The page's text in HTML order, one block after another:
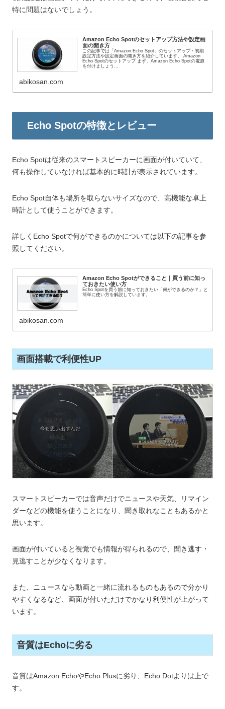
特に問題はないでしょう。
Amazon Echo Spotのセットアップ方法や設定画
面の開き方
この記事では「Amazon Echo Spot」のセットアップ・初期
設定方法や設定画面の開き方を紹介しています。 Amazon
Echo Spotのセットアップ まず、Amazon Echo Spotの電源
を付けましょう...
abikosan.com
Echo Spotの特徴とレビュー
Echo Spotは従来のスマートスピーカーに画面が付いていて、
何も操作していなければ基本的に時計が表示されています。
Echo Spot自体も場所を取らないサイズなので、高機能な卓上
時計として使うことができます。
詳しくEcho Spotで何ができるのかについては以下の記事を参
照してください。
Amazon Echo Spotができること｜買う前に知っ
ておきたい使い方
Echo Spotを買う前に知っておきたい「何ができるのか？」と
簡単に使い方を解説しています。
abikosan.com
画面搭載で利便性UP
スマートスピーカーでは音声だけでニュースや天気、リマイン
ダーなどの機能を使うことになり、聞き取れなこともあるかと
思います。
画面が付いていると視覚でも情報が得られるので、聞き逃す・
見逃すことが少なくなります。
また、ニュースなら動画と一緒に流れるものもあるので分かり
やすくなるなど、画面が付いただけでかなり利便性が上がって
います。
音質はEchoに劣る
音質はAmazon EchoやEcho Plusに劣り、Echo Dotよりは上で
す。